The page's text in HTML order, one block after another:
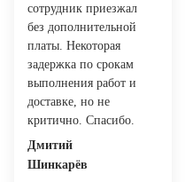
сотрудник приезжал
без дополнительной
платы. Некоторая
задержка по срокам
выполнения работ и
доставке, но не
критично. Спасибо.
Дмитий
Шинкарёв